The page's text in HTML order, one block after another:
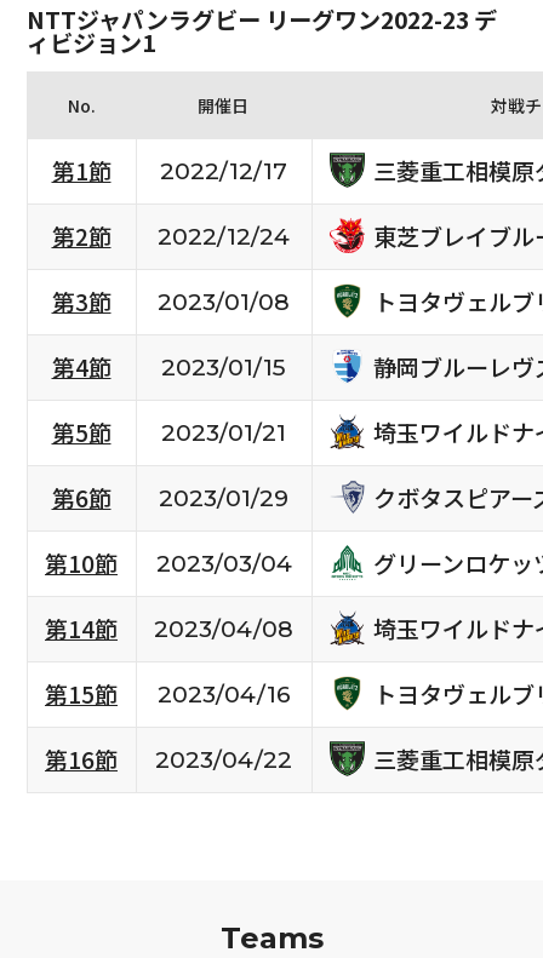
NTTジャパンラグビー リーグワン2022-23 デ
ィビジョン1
No. 開催日 対戦
第1節 2022/12/17
三菱重工相模
第2節
2022/12/24
東芝ブレイブ
第3節
2023/01/08
トヨタヴェル
第4節
2023/01/15
静岡ブルーレヴ
第5節
2023/01/21
埼玉ワイルドナ
第6節
2023/01/29
クボタスピア
第10節
2023/03/04
グリーンロケッ
第14節
2023/04/08
埼玉ワイルドナ
第15節
2023/04/16
トヨタヴェル
第16節
2023/04/22 三菱重工相模
Teams